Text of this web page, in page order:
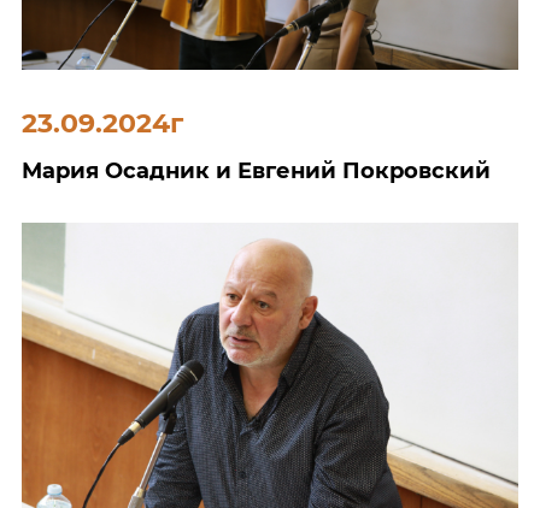
23.09.2024г
Мария Осадник и Евгений Покровский